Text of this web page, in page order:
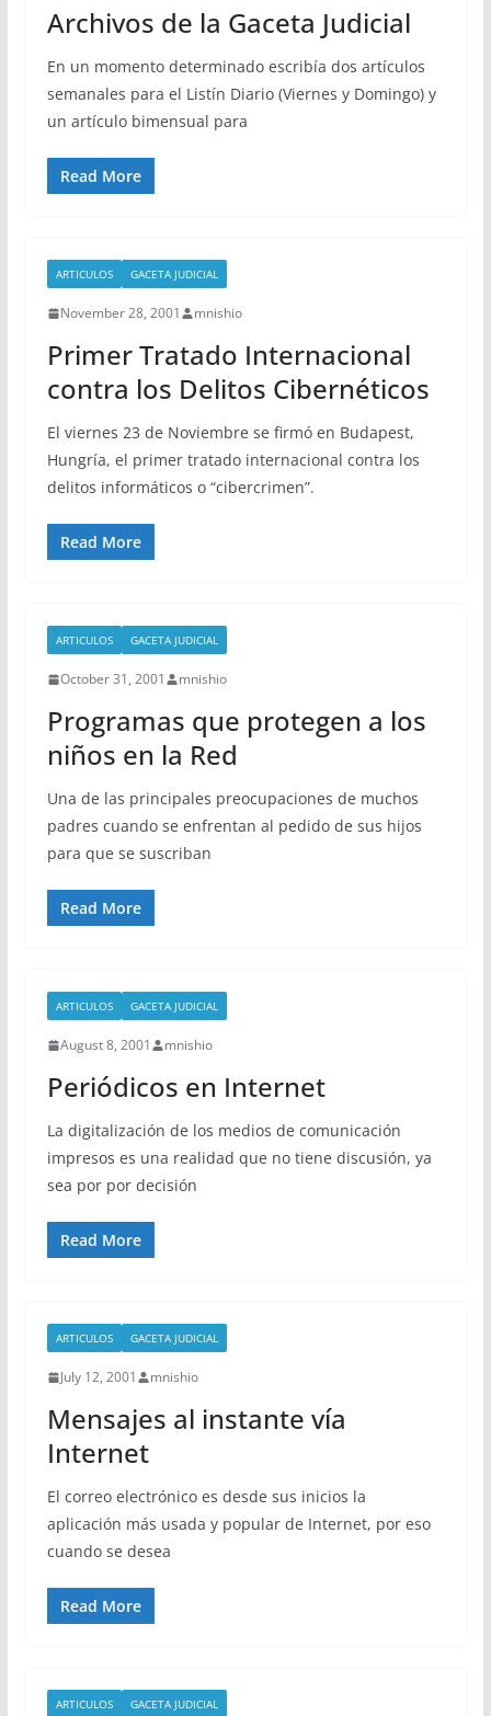
Archivos de la Gaceta Judicial
En un momento determinado escribía dos artículos
semanales para el Listín Diario (Viernes y Domingo) y
un artículo bimensual para
Read More
ARTICULOS GACETA JUDICIAL
November 28, 2001 mnishio
Primer Tratado Internacional
contra los Delitos Cibernéticos
El viernes 23 de Noviembre se firmó en Budapest,
Hungría, el primer tratado internacional contra los
delitos informáticos o “cibercrimen”.
Read More
ARTICULOS GACETA JUDICIAL
October 31, 2001 mnishio
Programas que protegen a los
niños en la Red
Una de las principales preocupaciones de muchos
padres cuando se enfrentan al pedido de sus hijos
para que se suscriban
Read More
ARTICULOS GACETA JUDICIAL
August 8, 2001 mnishio
Periódicos en Internet
La digitalización de los medios de comunicación
impresos es una realidad que no tiene discusión, ya
sea por por decisión
Read More
ARTICULOS GACETA JUDICIAL
July 12, 2001 mnishio
Mensajes al instante vía
Internet
El correo electrónico es desde sus inicios la
aplicación más usada y popular de Internet, por eso
cuando se desea
Read More
ARTICULOS GACETA JUDICIAL